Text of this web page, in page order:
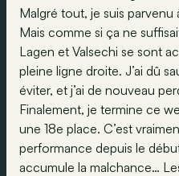
Malgré tout, je suis
Mais comme si ça ne
Lagen et Valsechi se sont
pleine ligne droite. J’ai dû
éviter, et j’ai de nouveau
Finalement, je termine ce
une 18e place. C’est
performance depuis le
accumule la malchance…